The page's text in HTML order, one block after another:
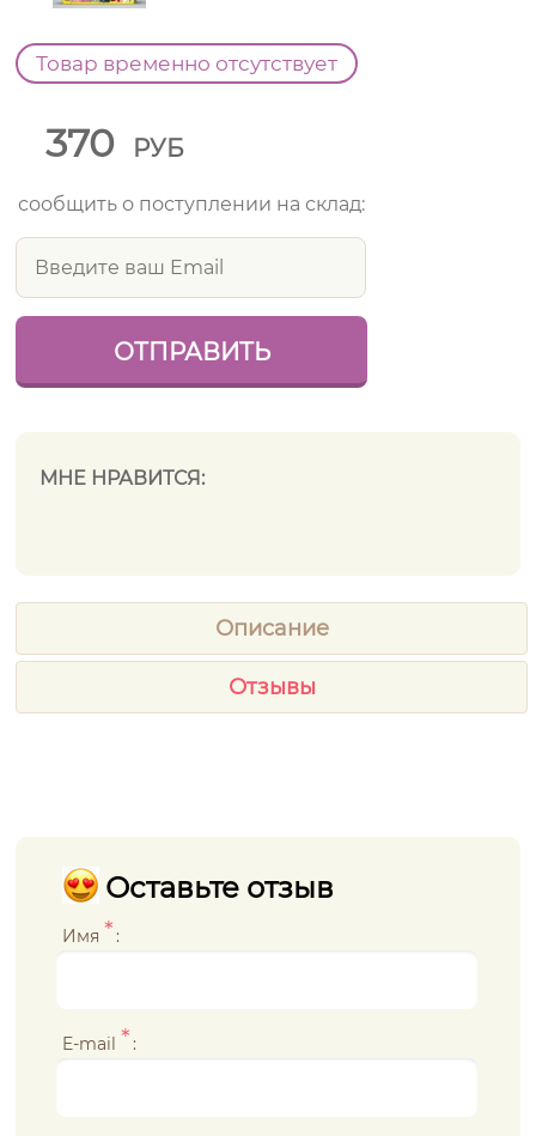
Товар временно отсутствует
370 РУБ
сообщить о поступлении на склад:
МНЕ НРАВИТСЯ:
Описание
Отзывы
Оставьте отзыв
Имя * :
E-mail * :